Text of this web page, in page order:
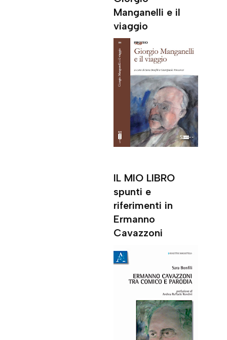
Manganelli e il
viaggio
IL MIO LIBRO
spunti e
riferimenti in
Ermanno
Cavazzoni